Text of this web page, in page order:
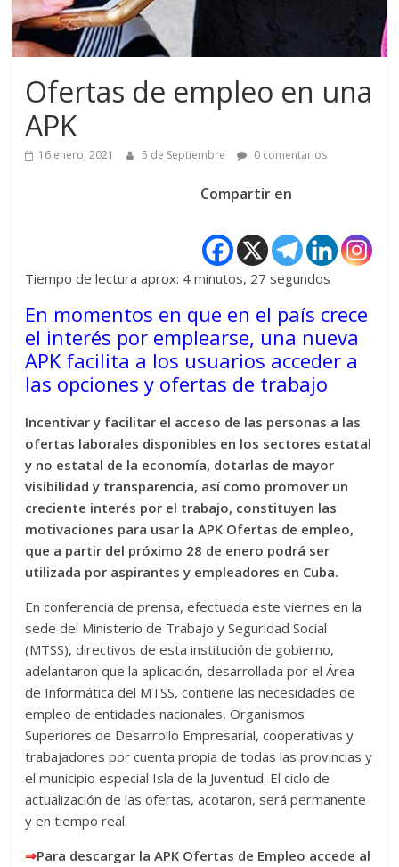
Ofertas de empleo en una
APK
16 enero, 2021 5 de Septiembre 0 comentarios
Compartir en
Tiempo de lectura aprox: 4 minutos, 27 segundos
En momentos en que en el país crece
el interés por emplearse, una nueva
APK facilita a los usuarios acceder a
las opciones y ofertas de trabajo
Incentivar y facilitar el acceso de las personas a las
ofertas laborales disponibles en los sectores estatal
y no estatal de la economía, dotarlas de mayor
visibilidad y transparencia, así como promover un
creciente interés por el trabajo, constituyen las
motivaciones para usar la APK Ofertas de empleo,
que a partir del próximo 28 de enero podrá ser
utilizada por aspirantes y empleadores en Cuba.
En conferencia de prensa, efectuada este viernes en la
sede del Ministerio de Trabajo y Seguridad Social
(MTSS), directivos de esta institución de gobierno,
adelantaron que la aplicación, desarrollada por el Área
de Informática del MTSS, contiene las necesidades de
empleo de entidades nacionales, Organismos
Superiores de Desarrollo Empresarial, cooperativas y
trabajadores por cuenta propia de todas las provincias y
el municipio especial Isla de la Juventud. El ciclo de
actualización de las ofertas, acotaron, será permanente
y en tiempo real.
⇒Para descargar la APK Ofertas de Empleo accede al